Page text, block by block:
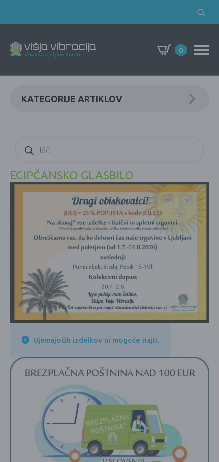
Search
0
KATEGORIJE ARTIKLOV
search
EGIPČANSKO GLASBILO
Ujemajočih izdelkov ni mogoče najti.